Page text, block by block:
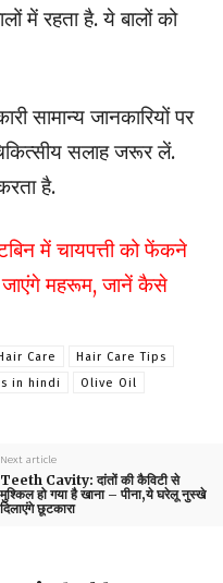
में रहता है. ये बालों को
सामान्य जानकारियों पर
सलाह जरूर लें.
है.
में चायपत्ती को फेंकने
महरूम, जानें कैसे
Care
Hair Care Tips
in hindi Olive Oil
Next article
Teeth Cavity: दांतों की कैविटी से
मुश्किल हो गया है खाना – पीना,ये घरेलू नुस्खे
दिलाएंगे छूटकारा